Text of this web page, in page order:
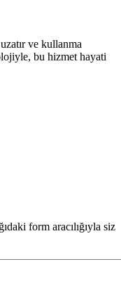
ve kullanma
bu hizmet hayati
form aracılığıyla siz